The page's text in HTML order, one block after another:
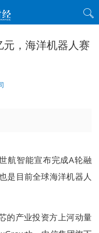
，海洋机器人赛
航智能宣布完成A轮融
是目前全球海洋机器人
的产业投资方上河动量